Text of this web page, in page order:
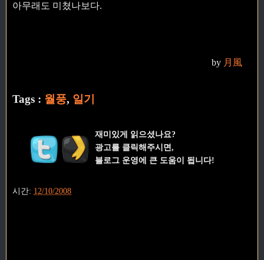
아무래도 미쳤나보다.
by 月風
Tags : 월풍, 일기
재미있게 읽으셨나요?
광고를 클릭해주시면,
블로그 운영에 큰 도움이 됩니다!
시간: 12/10/2008